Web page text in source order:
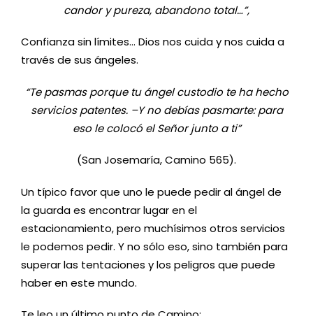
candor y pureza, abandono total…”,
Confianza sin límites… Dios nos cuida y nos cuida a
través de sus ángeles.
“Te pasmas porque tu ángel custodio te ha hecho
servicios patentes. –Y no debías pasmarte: para
eso le colocó el Señor junto a ti”
(San Josemaría, Camino 565).
Un típico favor que uno le puede pedir al ángel de
la guarda es encontrar lugar en el
estacionamiento, pero muchísimos otros servicios
le podemos pedir. Y no sólo eso, sino también para
superar las tentaciones y los peligros que puede
haber en este mundo.